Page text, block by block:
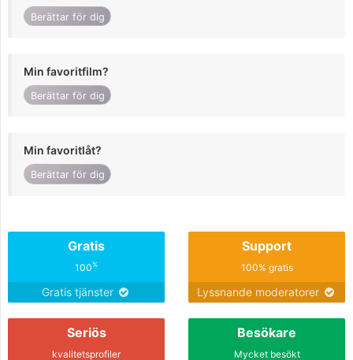
Berättar för dig
Min favoritfilm?
Berättar för dig
Min favoritlåt?
Berättar för dig
Gratis
100%
Gratis tjänster
Support
100% gratis
Lyssnande moderatorer
Seriös
kvalitetsprofiler
Besökare
Mycket besökt